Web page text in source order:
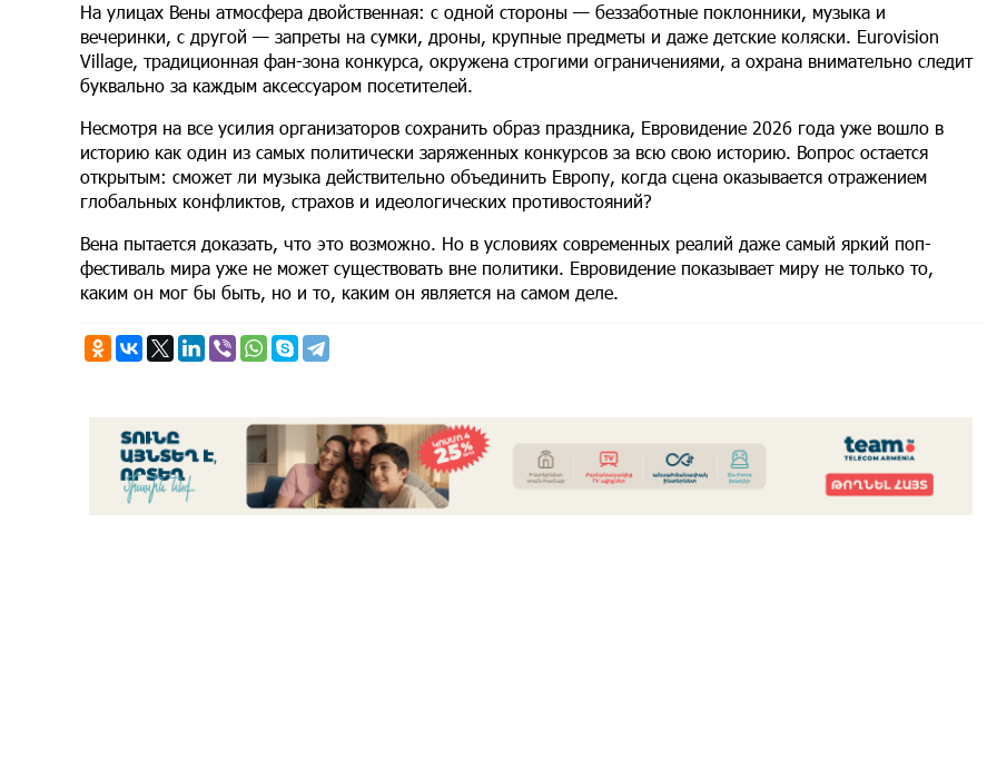
На улицах Вены атмосфера двойственная: с одной стороны — беззаботные поклонники, музыка и
вечеринки, с другой — запреты на сумки, дроны, крупные предметы и даже детские коляски. Eurovision
Village, традиционная фан-зона конкурса, окружена строгими ограничениями, а охрана внимательно следит
буквально за каждым аксессуаром посетителей.
Несмотря на все усилия организаторов сохранить образ праздника, Евровидение 2026 года уже вошло в
историю как один из самых политически заряженных конкурсов за всю свою историю. Вопрос остается
открытым: сможет ли музыка действительно объединить Европу, когда сцена оказывается отражением
глобальных конфликтов, страхов и идеологических противостояний?
Вена пытается доказать, что это возможно. Но в условиях современных реалий даже самый яркий поп-
фестиваль мира уже не может существовать вне политики. Евровидение показывает миру не только то,
каким он мог бы быть, но и то, каким он является на самом деле.